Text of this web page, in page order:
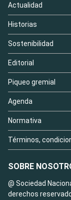
Actualidad
Historias
Sostenibilidad
Editorial
Piqueo gremial
Agenda
Normativa
Términos,
SOBRE
@ Sociedad
derechos